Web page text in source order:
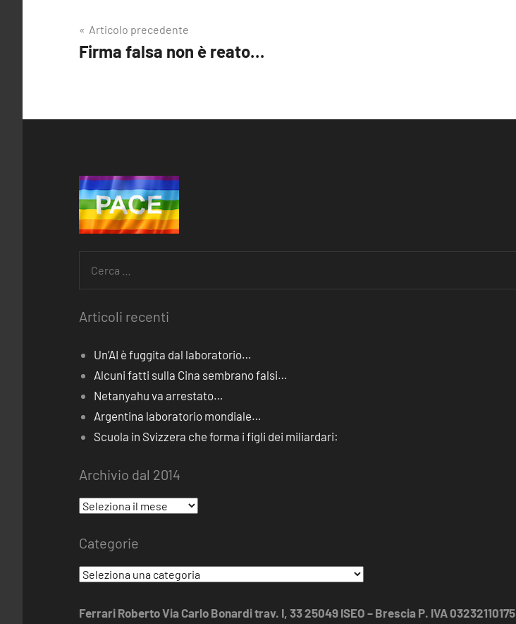
Navigazione
Articolo precedente
Firma falsa non è reato…
Articoli recenti
Un’AI è fuggita dal laboratorio…
Alcuni fatti sulla Cina sembrano falsi…
Netanyahu va arrestato…
Argentina laboratorio mondiale…
Scuola in Svizzera che forma i figli dei miliardari:
Archivio dal 2014
Archivio
2014
Categorie
Categorie
Ferrari Roberto Via Carlo Bonardi trav. I, 33 25049 ISEO – Brescia P. IVA 03232110175